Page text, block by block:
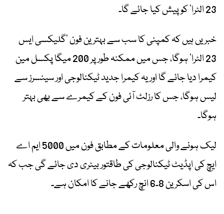
23 الٹرا‘ کو پیش کیا جائے گا۔
خبریں ہیں کہ کمپنی کا سب سے بہترین فون ’گلیکسی ایس
23 الٹرا‘ ہوگا، جس میں ممکنہ طور پر 200 میگا پکسل مین
کیمرا دیا جائے گا اور یہ کیمرا جدید ٹیکنالوجی اور سینسرز سے
لیس ہوگا، جس کا رزلٹ آئی فون کے کیمرے سے بھی بہتر
ہوگا۔
لیک ہونے والی معلومات کے مطابق فون میں 5000 ایم اے
ایچ کی اپڈیٹ ٹیکنالوجی کی طاقتور بیٹری دی جائے گی جب کہ
اس کی اسکرین 8۔6 انچ رکھے جانے کا امکان ہے۔